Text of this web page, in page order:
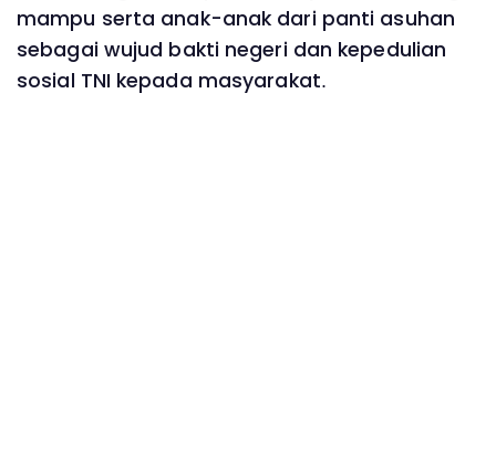
mampu serta anak-anak dari panti asuhan
sebagai wujud bakti negeri dan kepedulian
sosial TNI kepada masyarakat.